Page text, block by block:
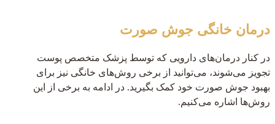
درمان خانگی جوش صورت
در کنار درمان‌های دارویی که توسط پزشک متخصص پوست
تجویز می‌شوند، می‌توانید از برخی روش‌های خانگی نیز برای
بهبود جوش صورت خود کمک بگیرید. در ادامه به برخی از این
روش‌ها اشاره می‌کنیم.